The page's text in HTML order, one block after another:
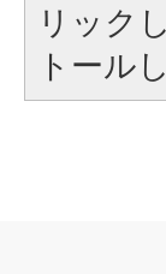
リック
トール